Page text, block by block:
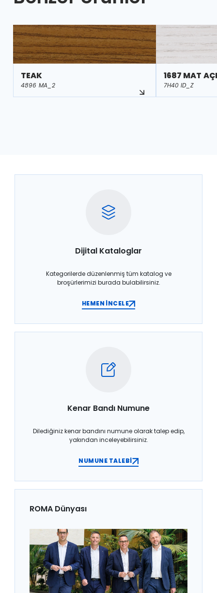
TEAK
4896 MA_2
1687 MAT
7H40 ID_Z
Dijital Kataloglar
Kategorilerde düzenlenmiş tüm katalog ve
broşürlerimizi burada bulabilirsiniz.
HEMEN İNCELE
Kenar Bandı Numune
Dilediğiniz kenar bandını numune olarak talep edip,
yakından inceleyebilirsiniz.
NUMUNE TALEBİ
ROMA Dünyası